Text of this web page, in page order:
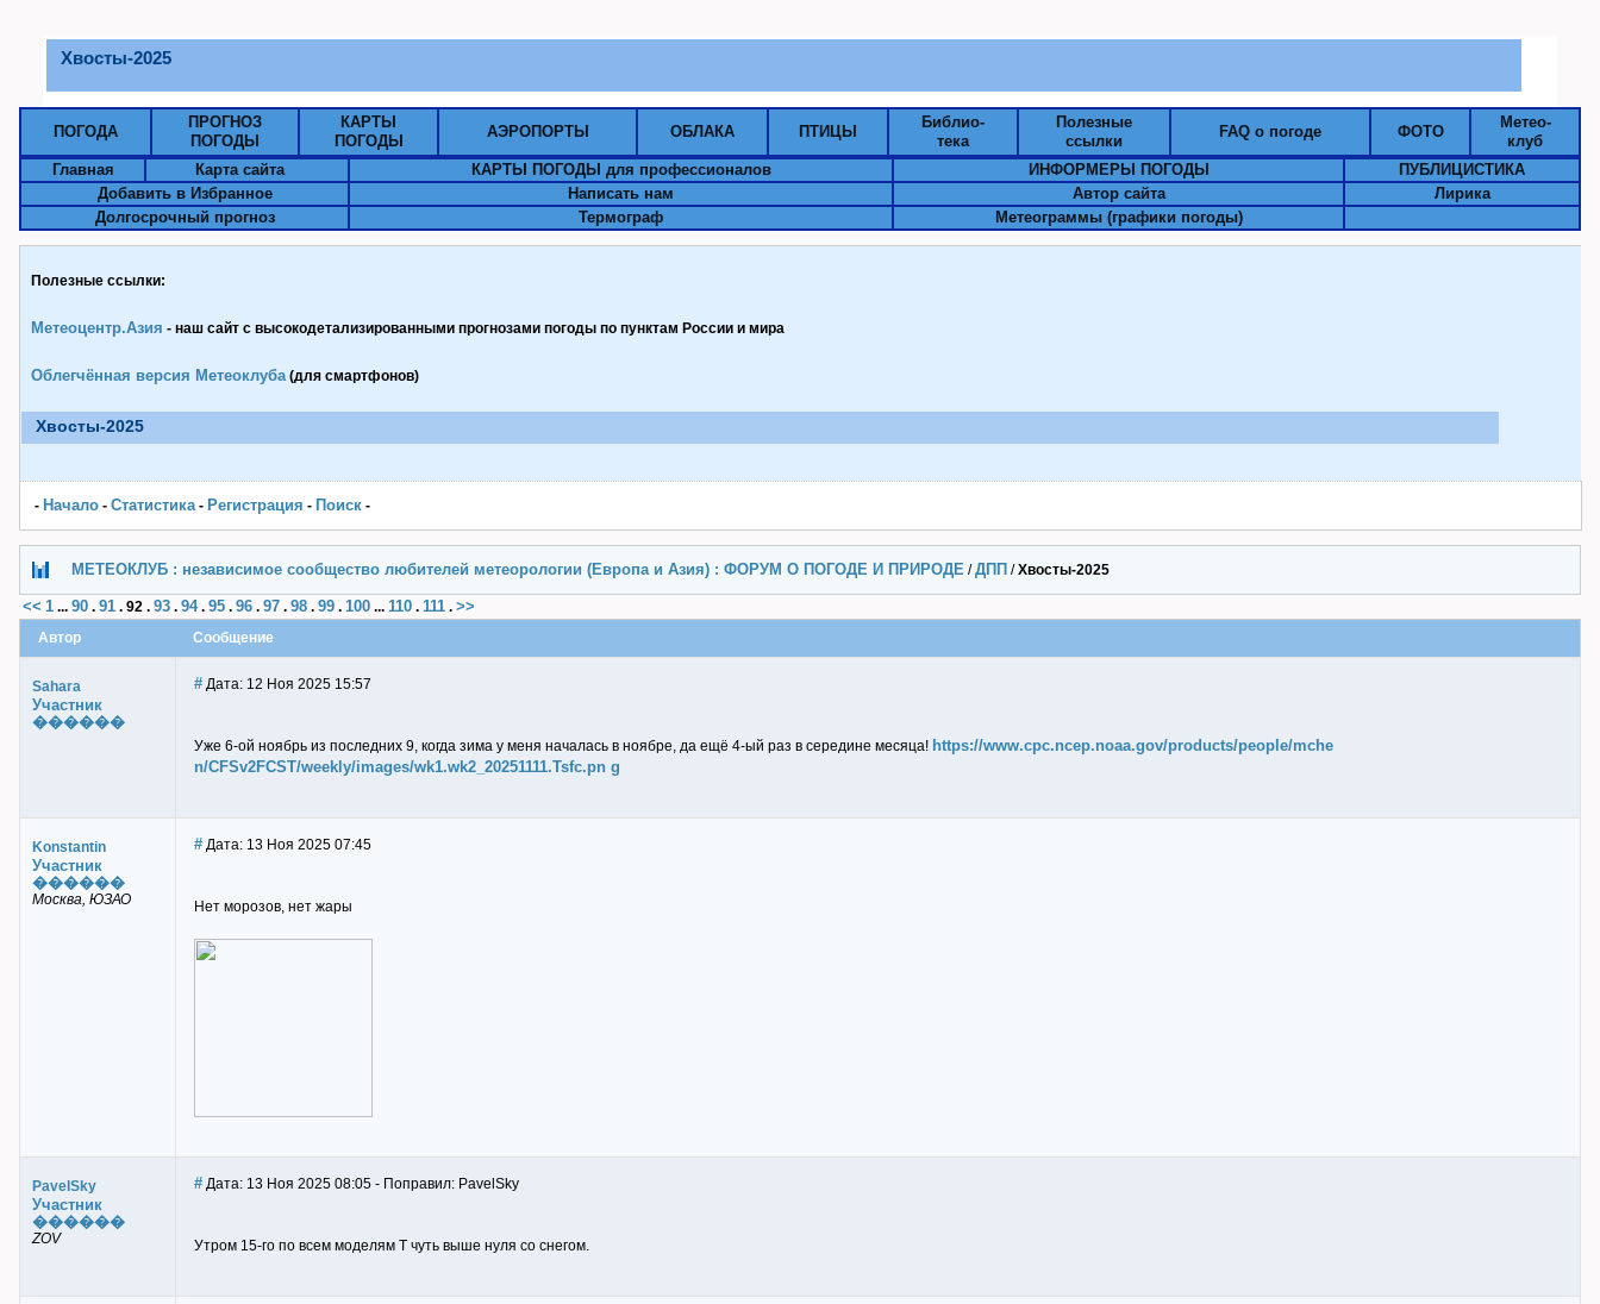
Хвосты-2025
ПОГОДА
ПРОГНОЗ
ПОГОДЫ
КАРТЫ
ПОГОДЫ
АЭРОПОРТЫ ОБЛАКА ПТИЦЫ
Библио-
тека
Полезные
ссылки
FAQ о погоде ФОТО
Метео-
клуб
Главная
Карта сайта КАРТЫ ПОГОДЫ для профессионалов ИНФОРМЕРЫ ПОГОДЫ
ПУБЛИЦИСТИКА
Добавить в Избранное
Написать нам Автор сайта
Лирика
Долгосрочный прогноз
Термограф Метеограммы (графики погоды)
Полезные ссылки:
Метеоцентр.Азия - наш сайт с высокодетализированными прогнозами погоды по пунктам Pоссии и мира
Облегчённая версия Метеоклуба(для смартфонов)
Хвосты-2025
- Начало - Статистика- Pегистрация - Поиск -
МЕТЕОКЛУБ : независимое сообщество любителей метеорологии (Европа и Азия) : ФОРУМ О ПОГОДЕ И ПРИРОДЕ /ДПП /Хвосты-2025
<< 1 ... 90 . 91 . 92 . 93 . 94. 95 . 96 . 97 . 98 . 99 . 100 ... 110 . 111 . >>
Автор Сообщение
Sahara
Участник
������
# Дата: 12 Ноя 2025 15:57
Уже 6-ой ноябрь из последних 9, когда зима у меня началась в ноябре, да ещё 4-ый раз в середине месяца! https://www.cpc.ncep.noaa.gov/products/people/mche
n/CFSv2FCST/weekly/images/wk1.wk2_20251111.Tsfc.pn g
Konstantin
Участник
������
Москва, ЮЗАО
# Дата: 13 Ноя 2025 07:45
Нет морозов, нет жары
PavelSky
Участник
������
ZOV
# Дата: 13 Ноя 2025 08:05 - Поправил: PavelSky
Утром 15-го по всем моделям Т чуть выше нуля со снегом.